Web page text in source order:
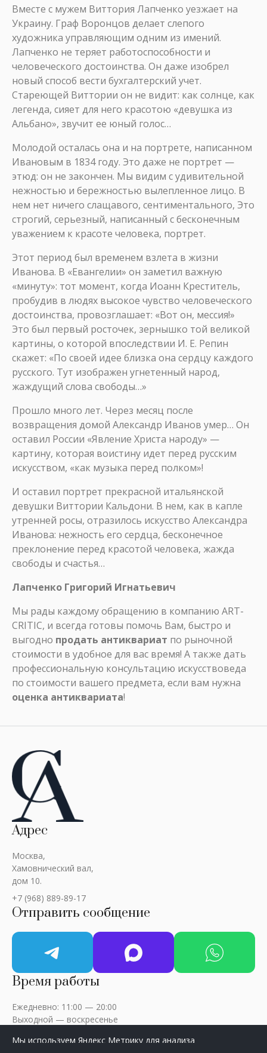
Вместе с мужем Виттория Лапченко уезжает на
Украину. Граф Воронцов делает слепого
художника управляющим одним из имений.
Лапченко не теряет работоспособности и
человеческого достоинства. Он даже изобрел
новый способ вести бухгалтерский учет.
Стареющей Виттории он не видит: как солнце, как
легенда, сияет для него красотою «девушка из
Альбано», звучит ее юный голос…
Молодой осталась она и на портрете, написанном
Ивановым в 1834 году. Это даже не портрет —
этюд: он не закончен. Мы видим с удивительной
нежностью и бережностью вылепленное лицо. В
нем нет ничего слащавого, сентиментального, Это
строгий, серьезный, написанный с бесконечным
уважением к красоте человека, портрет.
Этот период был временем взлета в жизни
Иванова. В «Евангелии» он заметил важную
«минуту»: тот момент, когда Иоанн Креститель,
пробудив в людях высокое чувство человеческого
достоинства, провозглашает: «Вот он, мессия!»
Это был первый росточек, зернышко той великой
картины, о которой впоследствии И. Е. Репин
скажет: «По своей идее близка она сердцу каждого
русского. Тут изображен угнетенный народ,
жаждущий слова свободы…»
Прошло много лет. Через месяц после
возвращения домой Александр Иванов умер… Он
оставил России «Явление Христа народу» —
картину, которая воистину идет перед русским
искусством, «как музыка перед полком»!
И оставил портрет прекрасной итальянской
девушки Виттории Кальдони. В нем, как в капле
утренней росы, отразилось искусство Александра
Иванова: нежность его сердца, бесконечное
преклонение перед красотой человека, жажда
свободы и счастья…
Лапченко Григорий Игнатьевич
Мы рады каждому обращению в компанию ART-
CRITIC, и всегда готовы помочь Вам, быстро и
выгодно продать антиквариат по рыночной
стоимости в удобное для вас время! А также дать
профессиональную консультацию искусствоведа
по стоимости вашего предмета, если вам нужна
оценка антиквариата!
Адрес
Москва,
Хамовнический вал,
дом 10.
+7 (968) 889-89-17
Отправить сообщение
Время работы
Ежедневно: 11:00 — 20:00
Выходной — воскресенье
Мы используем Яндекс Метрику для анализа